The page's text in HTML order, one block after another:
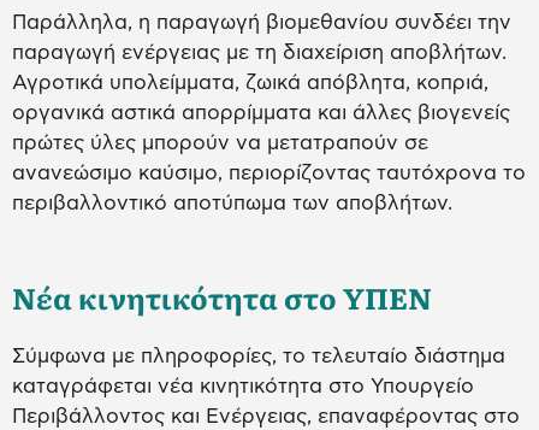
Παράλληλα, η παραγωγή βιομεθανίου συνδέει την
παραγωγή ενέργειας με τη διαχείριση αποβλήτων.
Αγροτικά υπολείμματα, ζωικά απόβλητα, κοπριά,
οργανικά αστικά απορρίμματα και άλλες βιογενείς
πρώτες ύλες μπορούν να μετατραπούν σε
ανανεώσιμο καύσιμο, περιορίζοντας ταυτόχρονα το
περιβαλλοντικό αποτύπωμα των αποβλήτων.
Νέα κινητικότητα στο ΥΠΕΝ
Σύμφωνα με πληροφορίες, το τελευταίο διάστημα
καταγράφεται νέα κινητικότητα στο Υπουργείο
Περιβάλλοντος και Ενέργειας, επαναφέροντας στο